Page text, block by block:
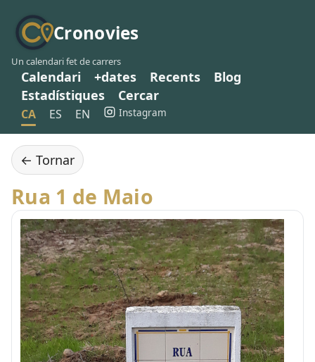
Cronovies
Un calendari fet de carrers
Calendari +dates Recents
Blog
Estadístiques
Cercar
CA ES EN Instagram
← Tornar
Rua 1 de Maio